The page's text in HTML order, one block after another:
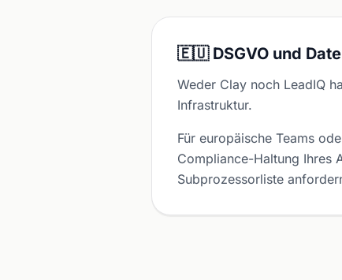
🇪🇺 DSGVO und
Weder Clay noch LeadIQ
Infrastruktur.
Für europäische Teams
Compliance-Haltung Ihres
Subprozessorliste